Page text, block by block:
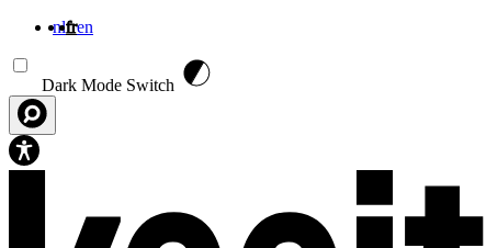
nlfren
Dark Mode Switch